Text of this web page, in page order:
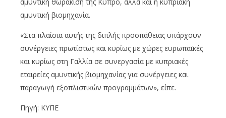
αμυντική βιομηχανία.
«Στα πλαίσια αυτής της διπλής προσπάθειας υπάρχουν
συνέργειες πρωτίστως και κυρίως με χώρες ευρωπαϊκές
και κυρίως στη Γαλλία σε συνεργασία με κυπριακές
εταιρείες αμυντικής βιομηχανίας για συνέργειες και
παραγωγή εξοπλιστικών προγραμμάτων», είπε.
Πηγή: ΚΥΠΕ